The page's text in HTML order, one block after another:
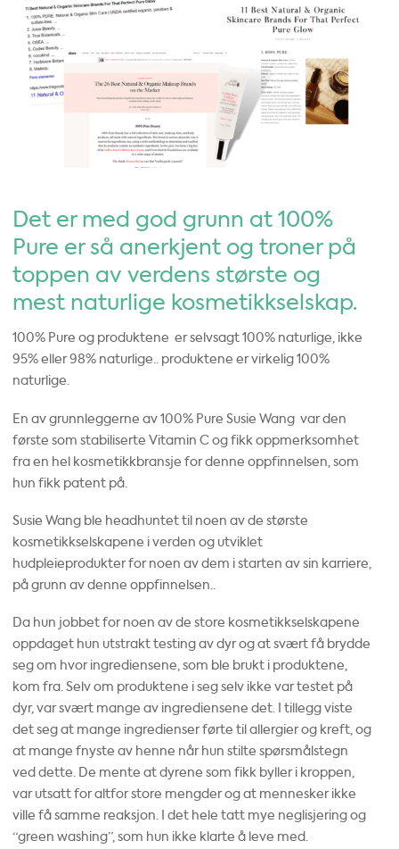
Det er med god grunn at 100%
Pure er så anerkjent og troner på
toppen av verdens største og
mest naturlige kosmetikkselskap.
100% Pure og produktene er selvsagt 100% naturlige, ikke
95% eller 98% naturlige.. produktene er virkelig 100%
naturlige.
En av grunnleggerne av 100% Pure Susie Wang var den
første som stabiliserte Vitamin C og fikk oppmerksomhet
fra en hel kosmetikkbransje for denne oppfinnelsen, som
hun fikk patent på.
Susie Wang ble headhuntet til noen av de største
kosmetikkselskapene i verden og utviklet
hudpleieprodukter for noen av dem i starten av sin karriere,
på grunn av denne oppfinnelsen..
Da hun jobbet for noen av de store kosmetikkselskapene
oppdaget hun utstrakt testing av dyr og at svært få brydde
seg om hvor ingrediensene, som ble brukt i produktene,
kom fra. Selv om produktene i seg selv ikke var testet på
dyr, var svært mange av ingrediensene det. I tillegg viste
det seg at mange ingredienser førte til allergier og kreft, og
at mange fnyste av henne når hun stilte spørsmålstegn
ved dette. De mente at dyrene som fikk byller i kroppen,
var utsatt for altfor store mengder og at mennesker ikke
ville få samme reaksjon. I det hele tatt mye neglisjering og
“green washing”, som hun ikke klarte å leve med.